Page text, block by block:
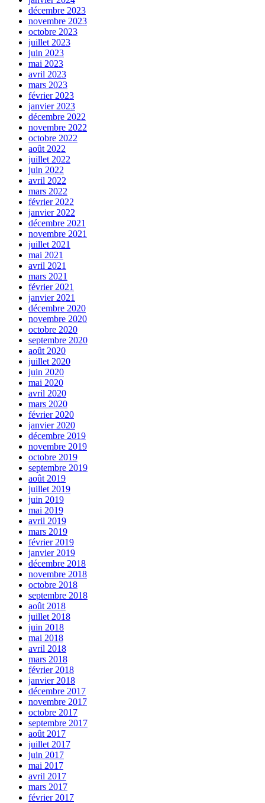
décembre 2023
novembre 2023
octobre 2023
juillet 2023
juin 2023
mai 2023
avril 2023
mars 2023
février 2023
janvier 2023
décembre 2022
novembre 2022
octobre 2022
août 2022
juillet 2022
juin 2022
avril 2022
mars 2022
février 2022
janvier 2022
décembre 2021
novembre 2021
juillet 2021
mai 2021
avril 2021
mars 2021
février 2021
janvier 2021
décembre 2020
novembre 2020
octobre 2020
septembre 2020
août 2020
juillet 2020
juin 2020
mai 2020
avril 2020
mars 2020
février 2020
janvier 2020
décembre 2019
novembre 2019
octobre 2019
septembre 2019
août 2019
juillet 2019
juin 2019
mai 2019
avril 2019
mars 2019
février 2019
janvier 2019
décembre 2018
novembre 2018
octobre 2018
septembre 2018
août 2018
juillet 2018
juin 2018
mai 2018
avril 2018
mars 2018
février 2018
janvier 2018
décembre 2017
novembre 2017
octobre 2017
septembre 2017
août 2017
juillet 2017
juin 2017
mai 2017
avril 2017
mars 2017
février 2017